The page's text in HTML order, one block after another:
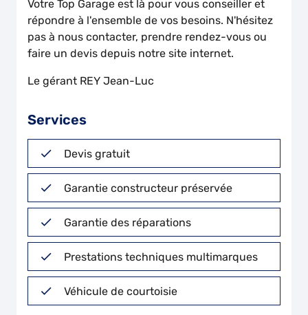
Votre Top Garage est là pour vous conseiller et
répondre à l'ensemble de vos besoins. N'hésitez
pas à nous contacter, prendre rendez-vous ou
faire un devis depuis notre site internet.
Le gérant REY Jean-Luc
Services
Devis gratuit
Garantie constructeur préservée
Garantie des réparations
Prestations techniques multimarques
Véhicule de courtoisie